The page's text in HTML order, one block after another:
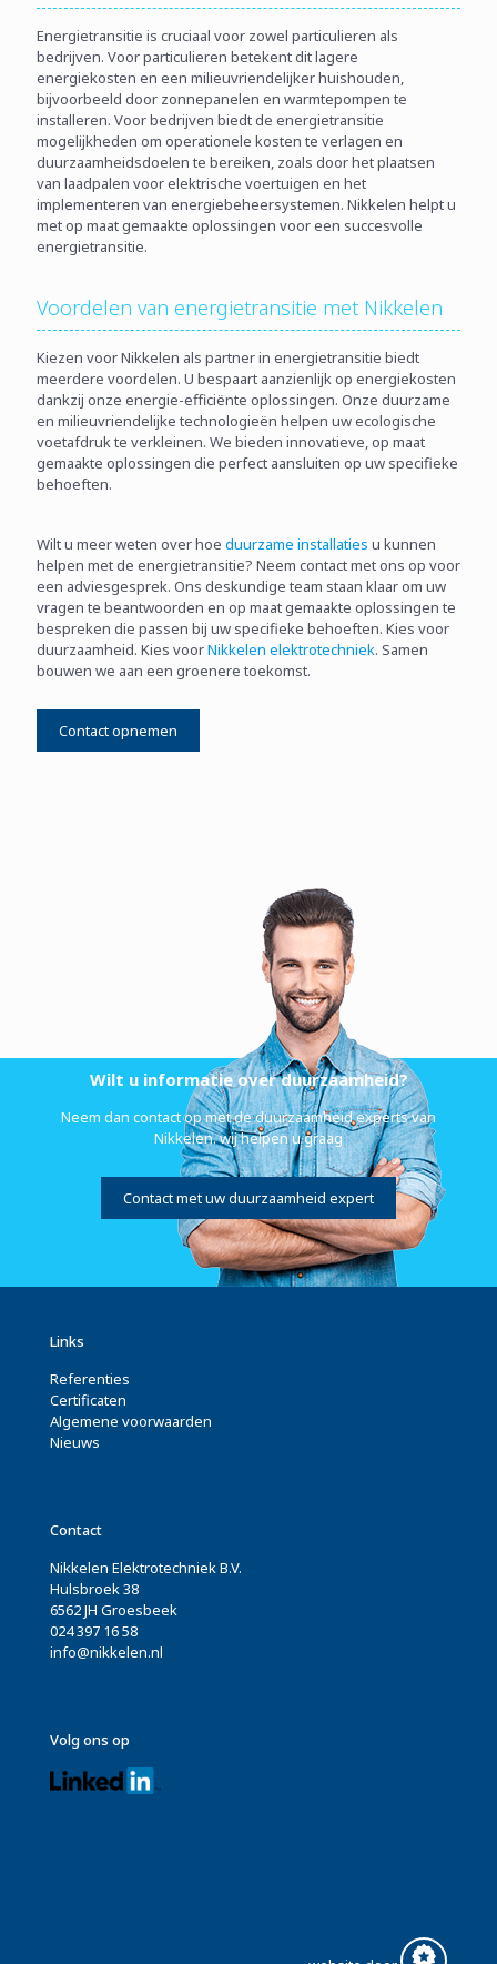
Energietransitie is cruciaal voor zowel particulieren als
bedrijven. Voor particulieren betekent dit lagere
energiekosten en een milieuvriendelijker huishouden,
bijvoorbeeld door zonnepanelen en warmtepompen te
installeren. Voor bedrijven biedt de energietransitie
mogelijkheden om operationele kosten te verlagen en
duurzaamheidsdoelen te bereiken, zoals door het plaatsen
van laadpalen voor elektrische voertuigen en het
implementeren van energiebeheersystemen. Nikkelen helpt u
met op maat gemaakte oplossingen voor een succesvolle
energietransitie.
Voordelen van energietransitie met Nikkelen
Kiezen voor Nikkelen als partner in energietransitie biedt
meerdere voordelen. U bespaart aanzienlijk op energiekosten
dankzij onze energie-efficiënte oplossingen. Onze duurzame
en milieuvriendelijke technologieën helpen uw ecologische
voetafdruk te verkleinen. We bieden innovatieve, op maat
gemaakte oplossingen die perfect aansluiten op uw specifieke
behoeften.
Wilt u meer weten over hoe duurzame installaties u kunnen
helpen met de energietransitie? Neem contact met ons op voor
een adviesgesprek. Ons deskundige team staan klaar om uw
vragen te beantwoorden en op maat gemaakte oplossingen te
bespreken die passen bij uw specifieke behoeften. Kies voor
duurzaamheid. Kies voorNikkelen elektrotechniek. Samen
bouwen we aan een groenere toekomst.
Contact opnemen
Wilt u informatie over duurzaamheid?
Neem dan contact op met de duurzaamheid experts van
Nikkelen. wij helpen u graag
Contact met uw duurzaamheid expert
Links
Referenties
Certificaten
Algemene voorwaarden
Nieuws
Contact
Nikkelen Elektrotechniek B.V.
Hulsbroek 38
6562 JH Groesbeek
024 397 16 58
info@nikkelen.nl
Volg ons op